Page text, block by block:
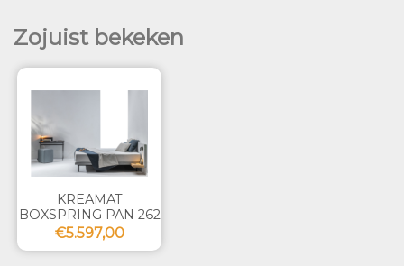
Zojuist bekeken
KREAMAT
BOXSPRING PAN 262
€5.597,00